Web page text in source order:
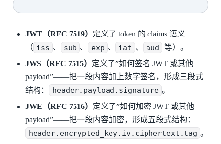
JWT（RFC 7519） 定义了 token 的 claims 语义
（ iss 、 sub 、 exp 、 iat 、 aud
等）。
JWS（RFC 7515） 定义了”如何签名 JWT 或其他
payload”——把一段内容加上数字签名，形成三段式
结构：
header.payload.signature 。
JWE（RFC 7516） 定义了”如何加密 JWT 或其他
payload”——把一段内容加密，形成五段式结构：
header.encrypted_key.iv.ciphertext.tag 。